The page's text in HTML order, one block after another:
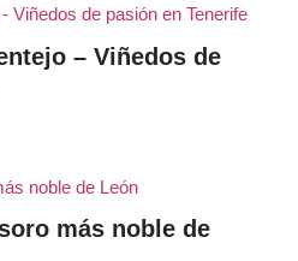
– Viñedos de
más noble de